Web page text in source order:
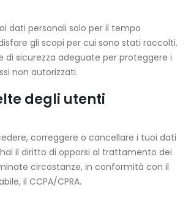
dati personali solo per il tempo
gli scopi per cui sono stati raccolti.
di sicurezza adeguate per proteggere i
non autorizzati.
degli utenti
correggere o cancellare i tuoi dati
il diritto di opporsi al trattamento dei
circostanze, in conformità con il
il CCPA/CPRA.